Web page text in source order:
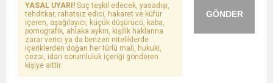
GÖNDER
YASAL UYARI! Suç teşkil edecek, yasadışı,
tehditkar, rahatsız edici, hakaret ve küfür
içeren, aşağılayıcı, küçük düşürücü, kaba,
pornografik, ahlaka aykırı, kişilik haklarına
zarar verici ya da benzeri niteliklerde
içeriklerden doğan her türlü mali, hukuki,
cezai, idari sorumluluk içeriği gönderen
kişiye aittir.